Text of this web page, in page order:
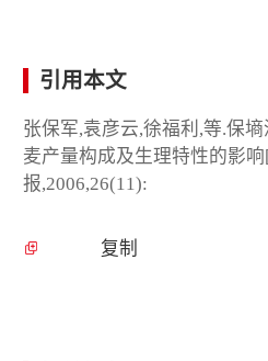
引用本文
张保军,袁彦云,徐福利,等.保
麦产量构成及生理特性的影
报,2006,26(11):
复制